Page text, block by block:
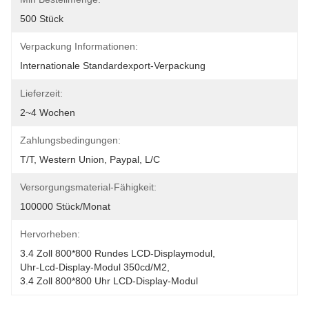
500 Stück
Verpackung Informationen:
Internationale Standardexport-Verpackung
Lieferzeit:
2~4 Wochen
Zahlungsbedingungen:
T/T, Western Union, Paypal, L/C
Versorgungsmaterial-Fähigkeit:
100000 Stück/Monat
Hervorheben:
3.4 Zoll 800*800 Rundes LCD-Displaymodul
Uhr-Lcd-Display-Modul 350cd/m2
3.4 Zoll 800*800 Uhr LCD-Display-Modul